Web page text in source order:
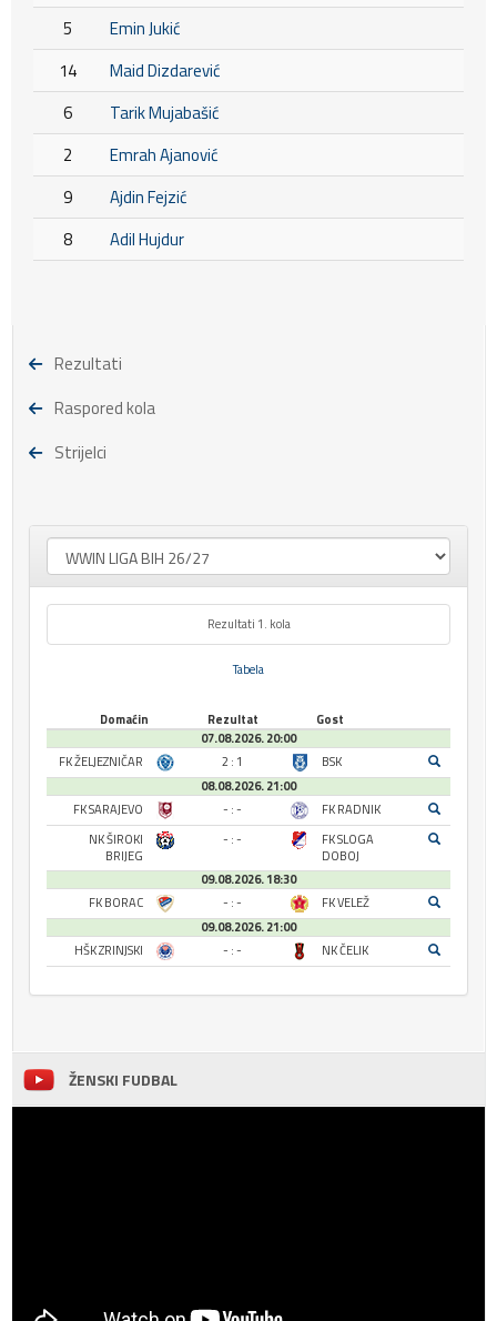
5
Emin Jukić
14
Maid Dizdarević
6
Tarik Mujabašić
2
Emrah Ajanović
9
Ajdin Fejzić
8
Adil Hujdur
Rezultati
Raspored kola
Strijelci
Rezultati 1. kola
Tabela
Domaćin Rezultat
Gost
07.08.2026. 20:00
FK ŽELJEZNIČAR
2 : 1
BSK
08.08.2026. 21:00
FK SARAJEVO
- : -
FK RADNIK
NK ŠIROKI
BRIJEG
- : -
FK SLOGA
DOBOJ
09.08.2026. 18:30
FK BORAC
- : -
FK VELEŽ
09.08.2026. 21:00
HŠK ZRINJSKI
- : - NK ČELIK
ŽENSKI FUDBAL